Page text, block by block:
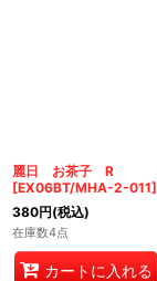
麗日 お茶子 R
[EX06BT/MHA-2-011]
380円(税込)
在庫数4点
カートに入れる